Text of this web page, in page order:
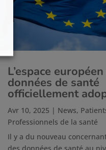
L’espace
données de santé
officiellement
Avr 10, 2025 | News,
Professionnels de la santé
Il y a du nouveau
des données de santé au